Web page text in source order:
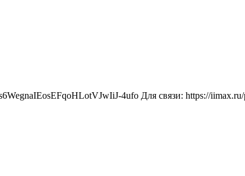
4ufo Для связи: https://iimax.ru/